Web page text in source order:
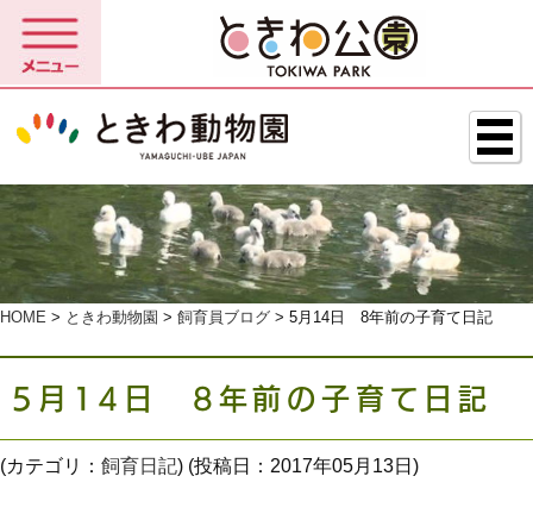
HOME > ときわ動物園 > 飼育員ブログ > 5月14日 8年前の子育て日記
5月14日 8年前の子育て日記
(カテゴリ： 飼育日記) (投稿日：2017年05月13日)